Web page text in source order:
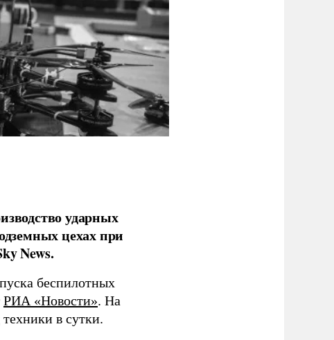
ударных
цехах при
News.
беспилотных
РИА «Новости». На
в сутки.